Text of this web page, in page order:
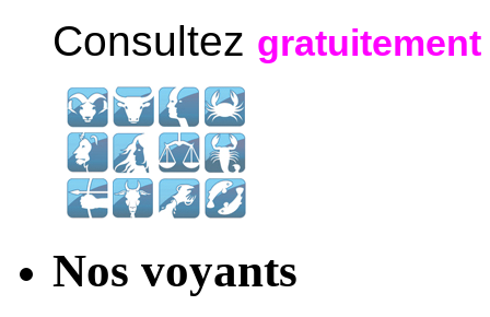
Consultez gratuitement
Nos voyants